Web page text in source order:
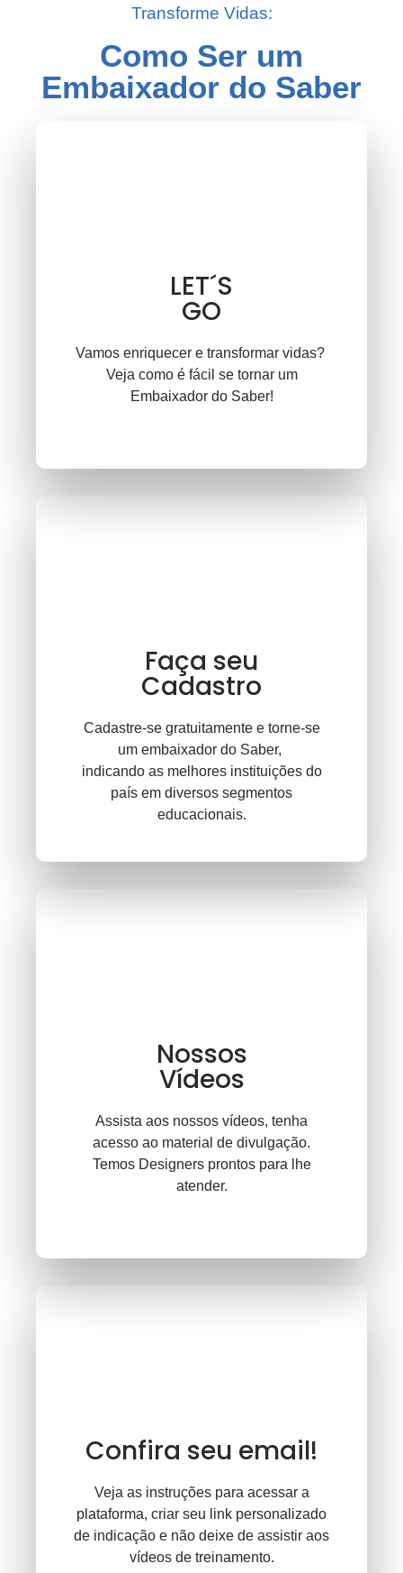
Transforme Vidas:
Como Ser um
Embaixador do Saber
LET´S
GO
Vamos enriquecer e transformar vidas?
Veja como é fácil se tornar um
Embaixador do Saber!
Faça seu
Cadastro
Cadastre-se gratuitamente e torne-se
um embaixador do Saber,
indicando as melhores instituições do
país em diversos segmentos
educacionais.
Nossos
Vídeos
Assista aos nossos vídeos, tenha
acesso ao material de divulgação.
Temos Designers prontos para lhe
atender.
Confira seu email!
Veja as instruções para acessar a
plataforma, criar seu link personalizado
de indicação e não deixe de assistir aos
vídeos de treinamento.